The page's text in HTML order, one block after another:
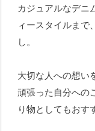
カジュアルなデニ
ィースタイルまで
し。
大切な人への想い
頑張った自分への
り物としてもおす